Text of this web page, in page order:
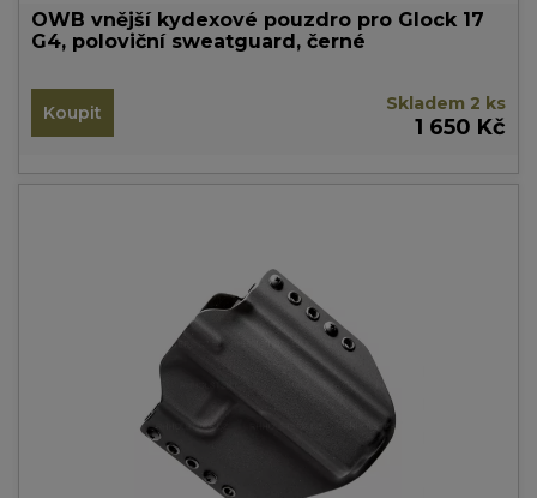
OWB vnější kydexové pouzdro pro Glock 17
G4, poloviční sweatguard, černé
Koupit Skladem 2 ks
1 650 Kč